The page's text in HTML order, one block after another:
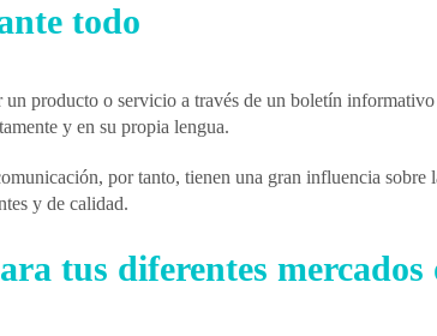
todo
producto o servicio a través de un boletín
y en su propia lengua.
por tanto, tienen una gran influencia sobre
y de calidad.
tus diferentes mercados